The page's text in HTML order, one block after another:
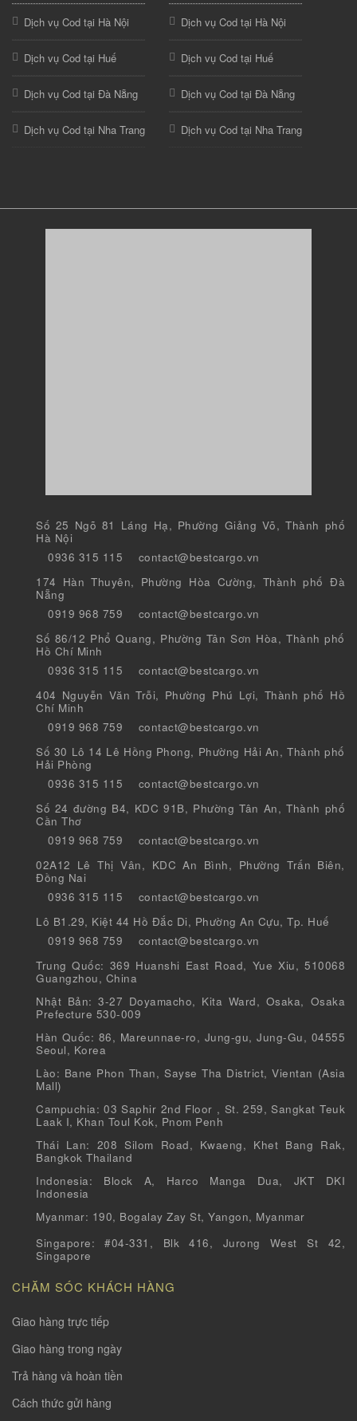
Dịch vụ Cod tại Hà Nội
Dịch vụ Cod tại Huế
Dịch vụ Cod tại Đà Nẵng
Dịch vụ Cod tại Nha Trang
Dịch vụ Cod tại Hà Nội
Dịch vụ Cod tại Huế
Dịch vụ Cod tại Đà Nẵng
Dịch vụ Cod tại Nha Trang
Số 25 Ngõ 81 Láng Hạ, Phường Giảng Võ, Thành phố
Hà Nội
0936 315 115
contact@bestcargo.vn
174 Hàn Thuyên, Phường Hòa Cường, Thành phố Đà
Nẵng
0919 968 759
contact@bestcargo.vn
Số 86/12 Phổ Quang, Phường Tân Sơn Hòa, Thành phố
Hồ Chí Minh
0936 315 115
contact@bestcargo.vn
404 Nguyễn Văn Trỗi, Phường Phú Lợi, Thành phố Hồ
Chí Minh
0919 968 759
contact@bestcargo.vn
Số 30 Lô 14 Lê Hồng Phong, Phường Hải An, Thành phố
Hải Phòng
0936 315 115
contact@bestcargo.vn
Số 24 đường B4, KDC 91B, Phường Tân An, Thành phố
Cần Thơ
0919 968 759
contact@bestcargo.vn
02A12 Lê Thị Vân, KDC An Bình, Phường Trấn Biên,
Đồng Nai
0936 315 115
contact@bestcargo.vn
Lô B1.29, Kiệt 44 Hồ Đắc Di, Phường An Cựu, Tp. Huế
0919 968 759
contact@bestcargo.vn
Trung Quốc: 369 Huanshi East Road, Yue Xiu, 510068
Guangzhou, China
Nhật Bản: 3-27 Doyamacho, Kita Ward, Osaka, Osaka
Prefecture 530-009
Hàn Quốc: 86, Mareunnae-ro, Jung-gu, Jung-Gu, 04555
Seoul, Korea
Lào: Bane Phon Than, Sayse Tha District, Vientan (Asia
Mall)
Campuchia: 03 Saphir 2nd Floor , St. 259, Sangkat Teuk
Laak I, Khan Toul Kok, Pnom Penh
Thái Lan: 208 Silom Road, Kwaeng, Khet Bang Rak,
Bangkok Thailand
Indonesia: Block A, Harco Manga Dua, JKT DKI
Indonesia
Myanmar: 190, Bogalay Zay St, Yangon, Myanmar
Singapore: #04-331, Blk 416, Jurong West St 42,
Singapore
CHĂM SÓC KHÁCH HÀNG
Giao hàng trực tiếp
Giao hàng trong ngày
Trả hàng và hoàn tiền
Cách thức gửi hàng